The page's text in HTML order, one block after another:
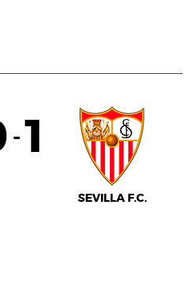
- 1
SEVILLA F.C.